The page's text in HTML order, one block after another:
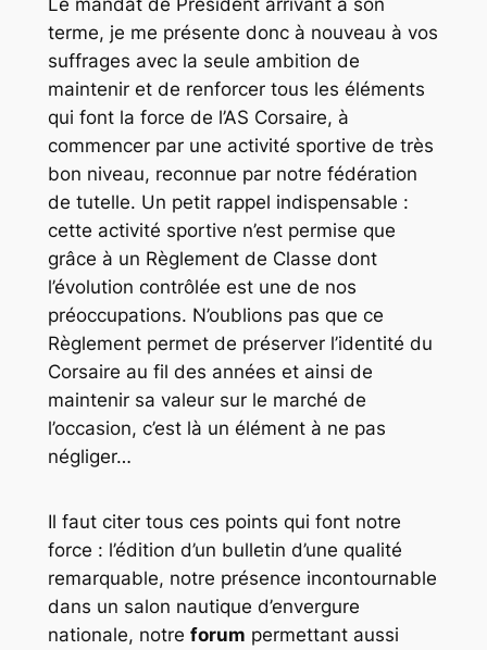
Le mandat de Président arrivant à son
terme, je me présente donc à nouveau à vos
suffrages avec la seule ambition de
maintenir et de renforcer tous les éléments
qui font la force de l’AS Corsaire, à
commencer par une activité sportive de très
bon niveau, reconnue par notre fédération
de tutelle. Un petit rappel indispensable :
cette activité sportive n’est permise que
grâce à un Règlement de Classe dont
l’évolution contrôlée est une de nos
préoccupations. N’oublions pas que ce
Règlement permet de préserver l’identité du
Corsaire au fil des années et ainsi de
maintenir sa valeur sur le marché de
l’occasion, c’est là un élément à ne pas
négliger…
Il faut citer tous ces points qui font notre
force : l’édition d’un bulletin d’une qualité
remarquable, notre présence incontournable
dans un salon nautique d’envergure
nationale, notre forum permettant aussi